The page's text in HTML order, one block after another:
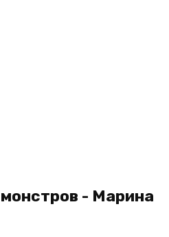
- Марина